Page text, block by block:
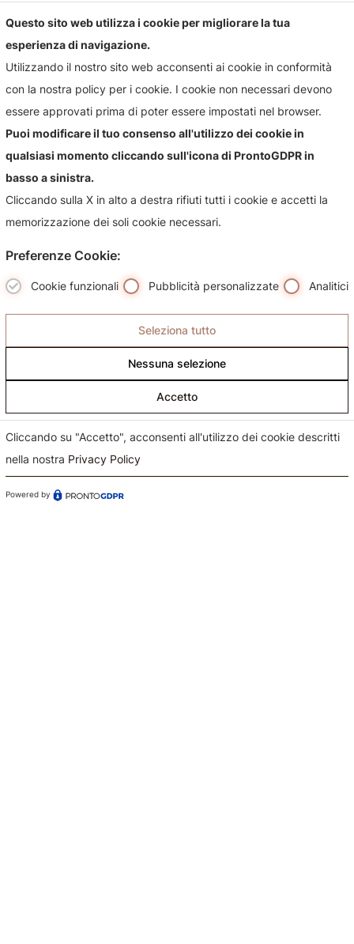
Contattaci!
Contattaci per qualsiasi informazioni sul nostro negozio e i
suoi prodotti, sarà nostra premura risponderti più
celermente possibile.
Confermo di aver preso visione dell'informativa sul
trattamento dei dati ai sensi dell'art. 13 del Regolamento
Questo sito web utilizza i cookie per migliorare la tua
esperienza di navigazione.
Utilizzando il nostro sito web acconsenti ai cookie in conformità
con la nostra policy per i cookie. I cookie non necessari devono
essere approvati prima di poter essere impostati nel browser.
Puoi modificare il tuo consenso all'utilizzo dei cookie in
qualsiasi momento cliccando sull'icona di ProntoGDPR in
basso a sinistra.
Cliccando sulla X in alto a destra rifiuti tutti i cookie e accetti la
memorizzazione dei soli cookie necessari.
Preferenze Cookie:
Cookie funzionali Pubblicità personalizzate Analitici
Seleziona tutto
Nessuna selezione
Accetto
Cliccando su "Accetto", acconsenti all'utilizzo dei cookie descritti
nella nostra Privacy Policy
Powered by